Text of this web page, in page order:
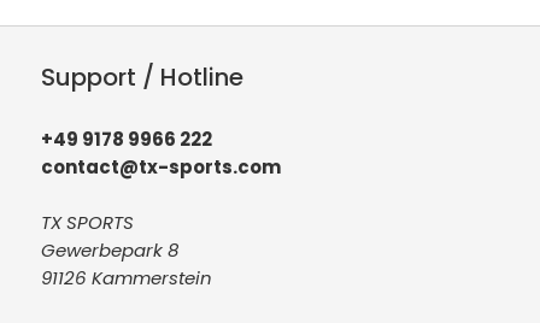
Support / Hotline
+49 9178 9966 222
contact@tx-sports.com
TX SPORTS
Gewerbepark 8
91126 Kammerstein